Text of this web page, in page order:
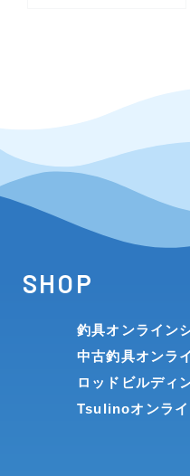
SHOP
釣具オンライン
中古釣具オンラ
ロッドビルディ
Tsulinoオンラ